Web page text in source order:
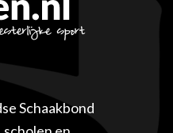
Schaakbond